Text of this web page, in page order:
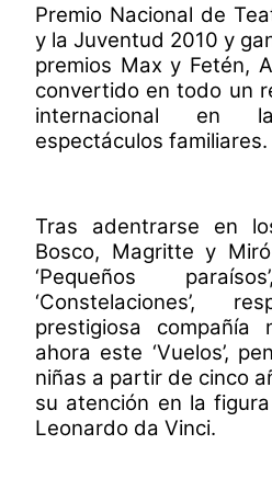
Premio Nacional de
y la Juventud 2010 y
premios Max y Fetén,
convertido en todo un
internacional en
espectáculos familiares.
Tras adentrarse en
Bosco, Magritte y
‘Pequeños
‘Constelaciones’,
prestigiosa compañía
ahora este ‘Vuelos’,
niñas a partir de cinco
su atención en la
Leonardo da Vinci.